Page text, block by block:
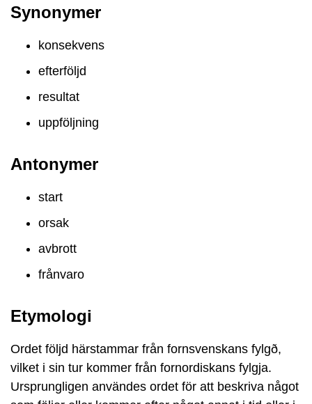
Synonymer
konsekvens
efterföljd
resultat
uppföljning
Antonymer
start
orsak
avbrott
frånvaro
Etymologi
Ordet följd härstammar från fornsvenskans fylgð,
vilket i sin tur kommer från fornordiskans fylgja.
Ursprungligen användes ordet för att beskriva något